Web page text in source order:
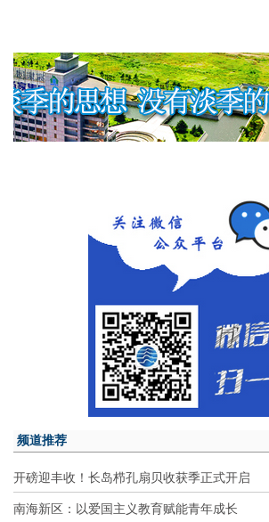
频道推荐
开磅迎丰收！长岛栉孔扇贝收获季正式开启
南海新区：以爱国主义教育赋能青年成长